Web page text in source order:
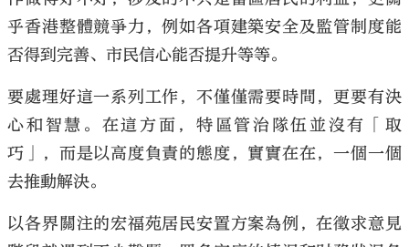
大公文匯
乎香港整體競爭力，例如各項建築安全及監管制度能
否得到完善、市民信心能否提升等等。
要處理好這一系列工作，不僅僅需要時間，更要有決
心和智慧。在這方面，特區管治隊伍並沒有「取
巧」，而是以高度負責的態度，實實在在，一個一個
去推動解決。
以各界關注的宏福苑居民安置方案為例，在徵求意見